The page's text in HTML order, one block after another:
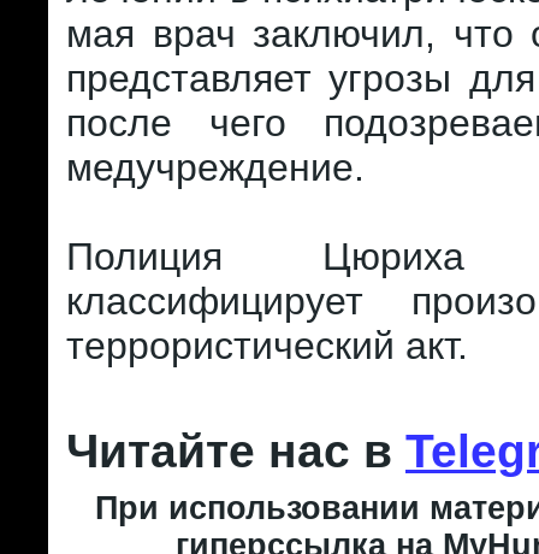
мая врач заключил,
представляет угрозы
после чего
медучреждение.
Полиция Цюриха
классифицирует
террористический акт.
Читайте нас в
При использовании
гиперссылка на